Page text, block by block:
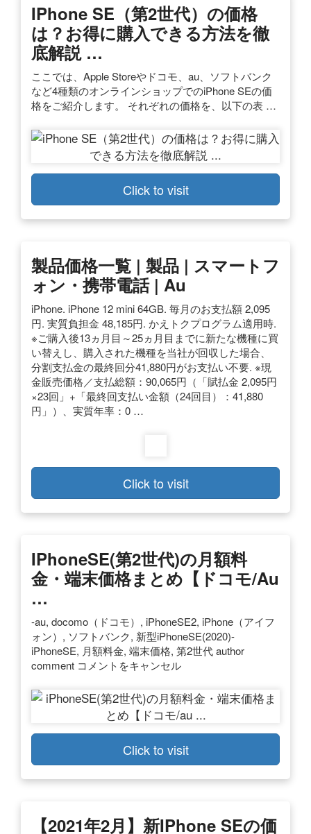
IPhone SE（第2世代）の価格
は？お得に購入できる方法を徹
底解説 …
ここでは、Apple Storeやドコモ、au、ソフトバンク
など4種類のオンラインショップでのiPhone SEの価
格をご紹介します。 それぞれの価格を、以下の表 …
Click to visit
製品価格一覧 | 製品 | スマートフ
ォン・携帯電話 | Au
iPhone. iPhone 12 mini 64GB. 毎月のお支払額 2,095
円. 実質負担金 48,185円. かえトクプログラム適用時.
※ご購入後13ヵ月目～25ヵ月目までに新たな機種に買
い替えし、購入された機種を当社が回収した場合、
分割支払金の最終回分41,880円がお支払い不要. ※現
金販売価格／支払総額：90,065円（「賦払金 2,095円
×23回」+「最終回支払い金額（24回目）：41,880
円」）、実質年率：0 …
Click to visit
IPhoneSE(第2世代)の月額料
金・端末価格まとめ【ドコモ/au
…
-au, docomo（ドコモ）, iPhoneSE2, iPhone（アイフ
ォン）, ソフトバンク, 新型iPhoneSE(2020)-
iPhoneSE, 月額料金, 端末価格, 第2世代 author
comment コメントをキャンセル
Click to visit
【2021年2月】新iPhone SEの価